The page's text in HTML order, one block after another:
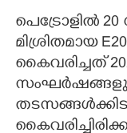
പെട്രോളിൽ
മിശ്രിതമായ
കൈവരിച്ചത്